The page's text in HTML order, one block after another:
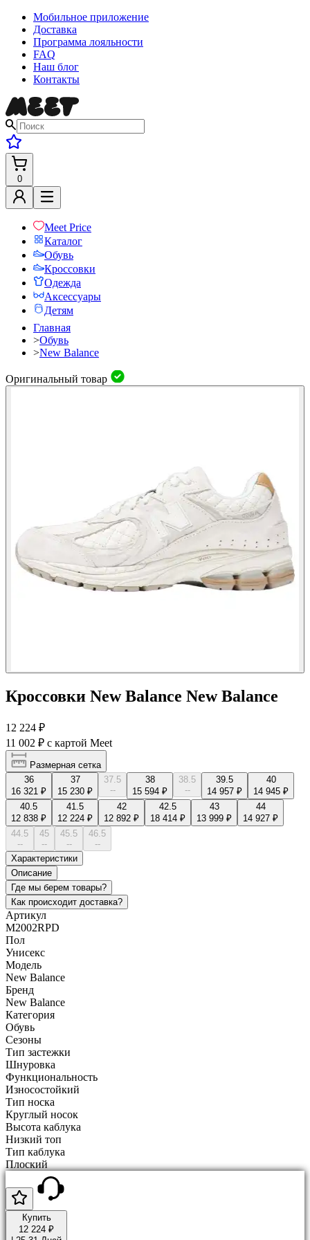
Мобильное приложение
Доставка
Программа лояльности
FAQ
Наш блог
Контакты
0
Meet Price
Каталог
Обувь
Кроссовки
Одежда
Аксессуары
Детям
Главная
>Обувь
>New Balance
Оригинальный товар
Кроссовки New Balance New Balance
12 224 ₽
11 002 ₽ с картой Meet
Размерная сетка
36
16 321 ₽
37
15 230 ₽
37.5
--
38
15 594 ₽
38.5
--
39.5
14 957 ₽
40
14 945 ₽
40.5
12 838 ₽
41.5
12 224 ₽
42
12 892 ₽
42.5
18 414 ₽
43
13 999 ₽
44
14 927 ₽
44.5
--
45
--
45.5
--
46.5
--
Характеристики
Описание
Где мы берем товары?
Как происходит доставка?
Артикул
M2002RPD
Пол
Унисекс
Модель
New Balance
Бренд
New Balance
Категория
Обувь
Сезоны
Тип застежки
Шнуровка
Функциональность
Износостойкий
Тип носка
Круглый носок
Высота каблука
Низкий топ
Тип каблука
Плоский
Купить
12 224 ₽